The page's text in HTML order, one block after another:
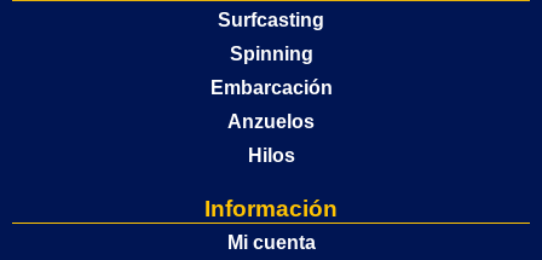
Surfcasting
Spinning
Embarcación
Anzuelos
Hilos
Información
Mi cuenta